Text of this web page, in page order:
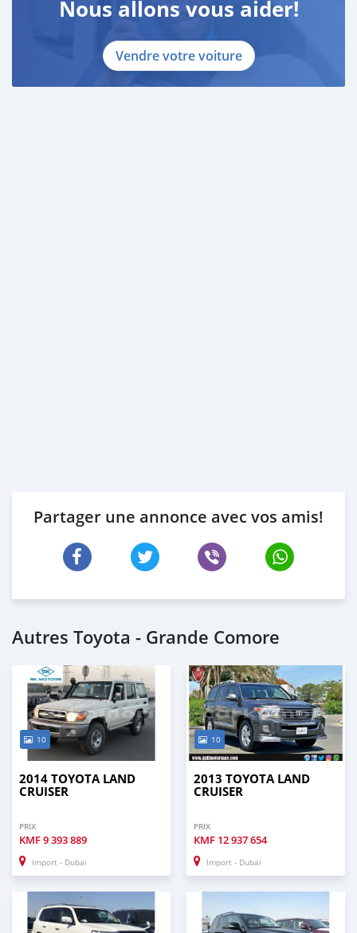
Nous allons vous aider!
Vendre votre voiture
Partager une annonce avec vos amis!
Autres Toyota - Grande Comore
10
2014 TOYOTA LAND
CRUISER
PRIX
KMF9 393 889
Import - Dubai
10
2013 TOYOTA LAND
CRUISER
PRIX
KMF 12 937 654
Import - Dubai